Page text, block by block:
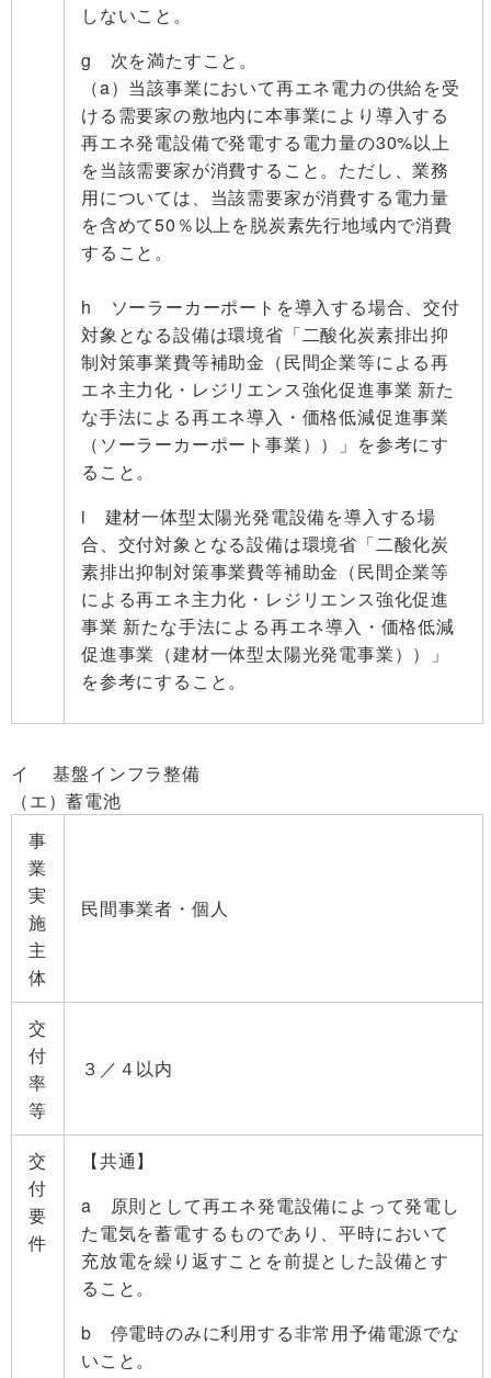
しないこと。
g 次を満たすこと。
（a）当該事業において再エネ電力の供給を受
ける需要家の敷地内に本事業により導入する
再エネ発電設備で発電する電力量の30%以上
を当該需要家が消費すること。ただし、業務
用については、当該需要家が消費する電力量
を含めて50％以上を脱炭素先行地域内で消費
すること。
h ソーラーカーポートを導入する場合、交付
対象となる設備は環境省「二酸化炭素排出抑
制対策事業費等補助金（民間企業等による再
エネ主力化・レジリエンス強化促進事業 新た
な手法による再エネ導入・価格低減促進事業
（ソーラーカーポート事業））」を参考にす
ること。
i 建材一体型太陽光発電設備を導入する場
合、交付対象となる設備は環境省「二酸化炭
素排出抑制対策事業費等補助金（民間企業等
による再エネ主力化・レジリエンス強化促進
事業 新たな手法による再エネ導入・価格低減
促進事業（建材一体型太陽光発電事業））」
を参考にすること。
イ 基盤インフラ整備
（エ）蓄電池
事
業
実
施
主
体
民間事業者・個人
交
付
率
等
３／４以内
交
付
要
件
【共通】
a 原則として再エネ発電設備によって発電し
た電気を蓄電するものであり、平時において
充放電を繰り返すことを前提とした設備とす
ること。
b 停電時のみに利用する非常用予備電源でな
いこと。